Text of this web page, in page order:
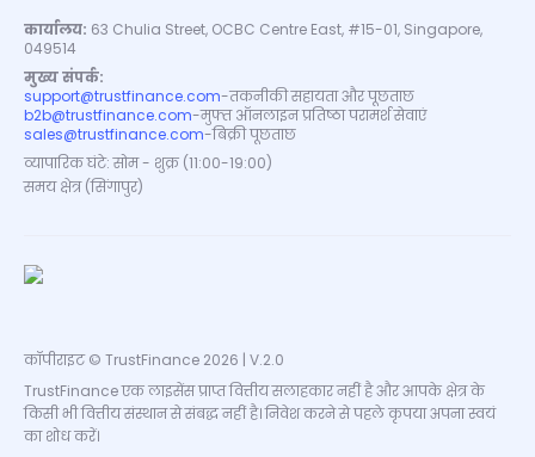
कार्यालय: 63 Chulia Street, OCBC Centre East, #15-01, Singapore,
049514
मुख्य संपर्क:
support@trustfinance.com-तकनीकी सहायता और पूछताछ
b2b@trustfinance.com-मुफ्त ऑनलाइन प्रतिष्ठा परामर्श सेवाएं
sales@trustfinance.com-बिक्री पूछताछ
व्यापारिक घंटे: सोम - शुक्र (11:00-19:00)
समय क्षेत्र (सिंगापुर)
कॉपीराइट © TrustFinance 2026 | V.2.0
TrustFinance एक लाइसेंस प्राप्त वित्तीय सलाहकार नहीं है और आपके क्षेत्र के
किसी भी वित्तीय संस्थान से संबद्ध नहीं है। निवेश करने से पहले कृपया अपना स्वयं
का शोध करें।